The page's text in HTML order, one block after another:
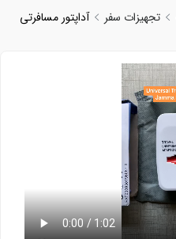
تجهیزات سفر
آداپتور مسافرتی